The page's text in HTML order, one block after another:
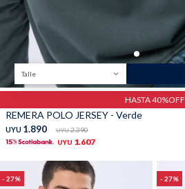
Talle
HASTA 40%OFF
REMERA POLO JERSEY - Verde
UYU 1.890 UYU 2.390
UYU 1.607
27 27